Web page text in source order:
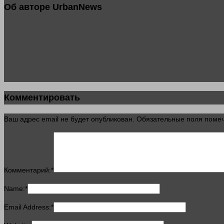
Об авторе UrbanNews
Комментировать
Ваш адрес email не будет опубликован. Обязательные поля
Комментарий:*
Name:*
Email Address:*